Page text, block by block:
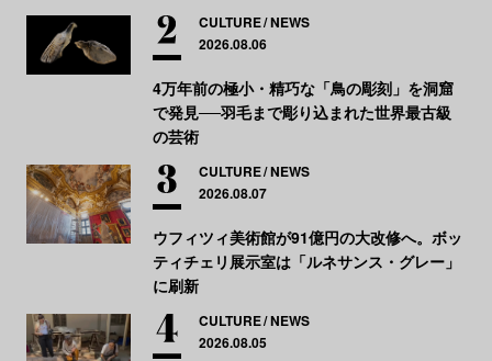
CULTURE NEWS
2026.08.06
4万年前の極小・精巧な「鳥の彫刻」を洞窟
で発見──羽毛まで彫り込まれた世界最古級
の芸術
CULTURE NEWS
2026.08.07
ウフィツィ美術館が91億円の大改修へ。ボッ
ティチェリ展示室は「ルネサンス・グレー」
に刷新
CULTURE NEWS
2026.08.05